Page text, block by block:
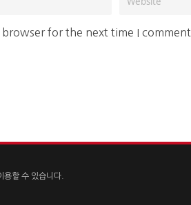
for the next time I comment.
용할 수 있습니다.